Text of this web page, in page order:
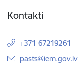
Kontakti
+371 67219261
E-pasts:
pasts@iem.gov.lv